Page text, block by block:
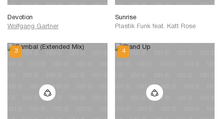
Devotion
Wolfgang Gartner
Sunrise
Plastik Funk feat. Katt Rose